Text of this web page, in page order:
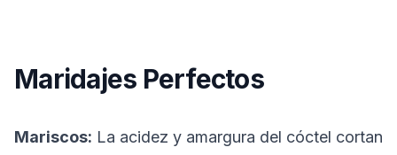
Maridajes Perfectos
Mariscos: La acidez y amargura del cóctel cortan